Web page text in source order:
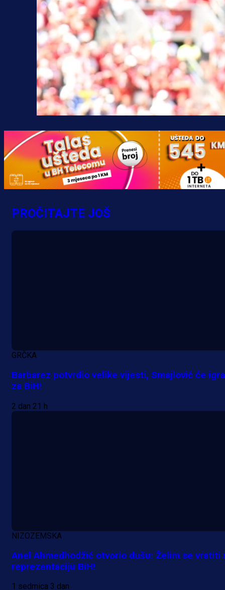
A Selekcija
Lukić seli u Bundesligu? Dva
PROČITAJTE JOŠ
GRČKA
Barbarez potvrdio velike vijesti, Smajlović će
za BiH!
2 dan 21 h
NIZOZEMSKA
Anel Ahmedhodžić otvorio dušu: Želim se vratiti
reprezentaciju BiH!
1 sedmica 3 dan